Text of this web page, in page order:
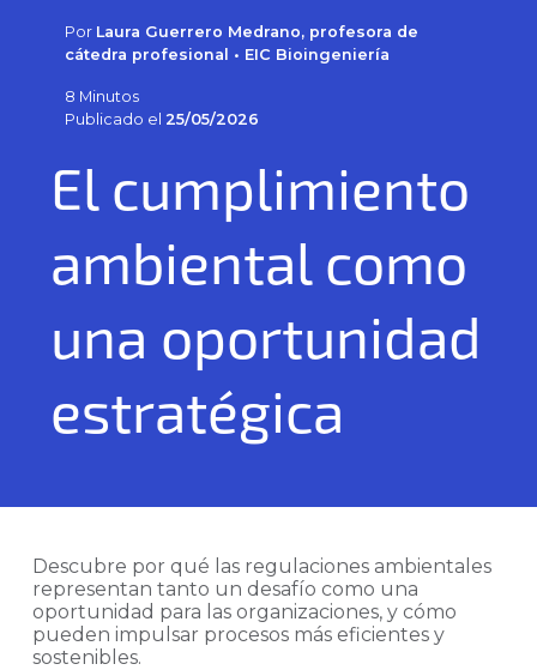
Por Laura Guerrero Medrano, profesora de
cátedra profesional • EIC Bioingeniería
8 Minutos
Publicado el 25/05/2026
El cumplimiento
ambiental como
una oportunidad
estratégica
Descubre por qué las regulaciones ambientales
representan tanto un desafío como una
oportunidad para las organizaciones, y cómo
pueden impulsar procesos más eficientes y
sostenibles.